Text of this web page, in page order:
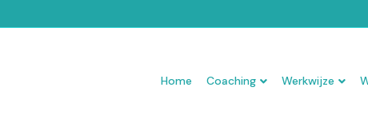
Home Coaching Werkwijze